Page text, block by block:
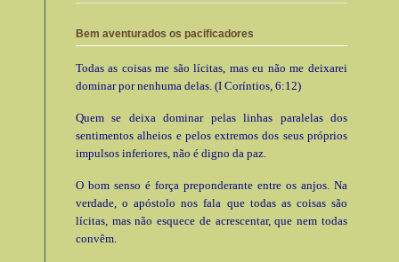
Bem aventurados os pacificadores
Todas as coisas me são lícitas, mas eu não me deixarei
dominar por nenhuma delas. (I Coríntios, 6:12)
Quem se deixa dominar pelas linhas paralelas dos
sentimentos alheios e pelos extremos dos seus próprios
impulsos inferiores, não é digno da paz.
O bom senso é força preponderante entre os anjos. Na
verdade, o apóstolo nos fala que todas as coisas são
lícitas, mas não esquece de acrescentar, que nem todas
convêm.